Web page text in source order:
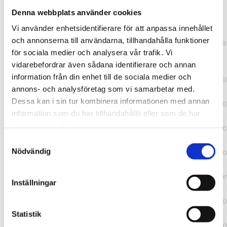
Denna webbplats använder cookies
Vi använder enhetsidentifierare för att anpassa innehållet
och annonserna till användarna, tillhandahålla funktioner
för sociala medier och analysera vår trafik. Vi
vidarebefordrar även sådana identifierare och annan
information från din enhet till de sociala medier och
annons- och analysföretag som vi samarbetar med.
Dessa kan i sin tur kombinera informationen med annan
information som du har tillhandahållit eller som de har
Nödvändig
Inställningar
Statistik
TypeError: "".concat(...).concat(...).replaceAll is not a
function at
https://webshop.pressbyran.se/_next/static/chunks/pages/
b1763451a2186f9e.js:1:11050 at Array.map
(<anonymous>) at K
(https://webshop.pressbyran.se/_next/static/chunks/pages/
b1763451a2186f9e.js:1:10836) at lk
(https://webshop.pressbyran.se/_next/static/chunks/
b241200379730ac0.js:1:129835) at i
(https://webshop.pressbyran.se/_next/static/chunks/
(https://webshop.pressbyran.se/_next/static/chunks/
https://webshop.pressbyran.se/_next/static/chunks/
b241200379730ac0.js:1:167872 at uI
(https://webshop.pressbyran.se/_next/static/chunks/
b241200379730ac0.js:1:167879) at ux
(https://webshop.pressbyran.se/_next/static/chunks/